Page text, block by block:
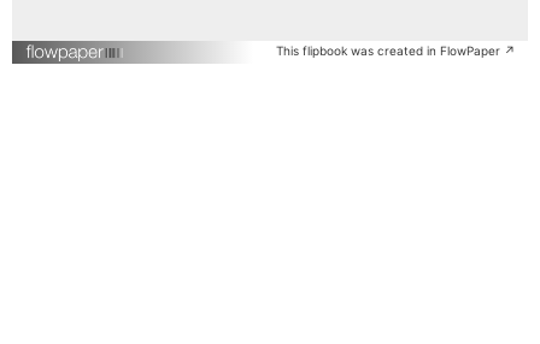
This flipbook was created in FlowPaper ↗